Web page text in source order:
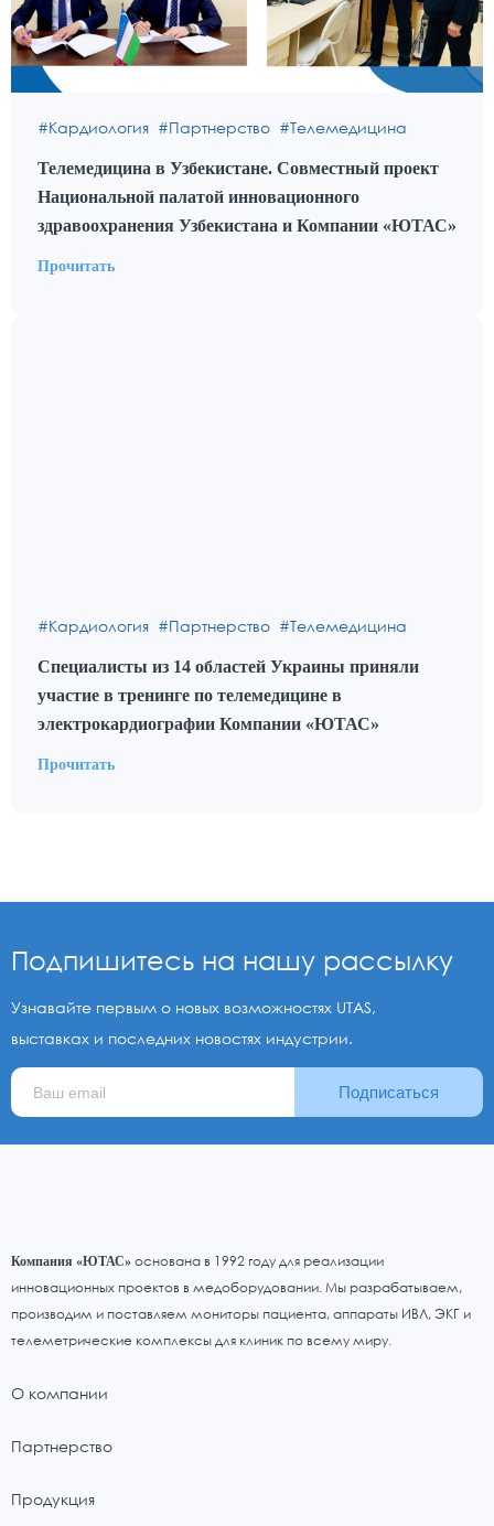
Кардиология Партнерство Телемедицина
Телемедицина в Узбекистане. Совместный проект
Национальной палатой инновационного
здравоохранения Узбекистана и Компании «ЮТАС»
Прочитать
Кардиология Партнерство Телемедицина
Специалисты из 14 областей Украины приняли
участие в тренинге по телемедицине в
электрокардиографии Компании «ЮТАС»
Прочитать
Подпишитесь на нашу рассылку
Узнавайте первым о новых возможностях UTAS,
выставках и последних новостях индустрии.
Подписаться
Компания «ЮТАС» основана в 1992 году для реализации
инновационных проектов в медоборудовании. Мы разрабатываем,
производим и поставляем мониторы пациента, аппараты ИВЛ, ЭКГ и
телеметрические комплексы для клиник по всему миру.
О компании
Партнерство
Продукция